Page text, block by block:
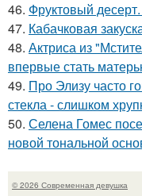
46. Фруктовый
47. Кабачковая
48. Актриса из
впервые стать
49. Про Элизу часто
стекла - слишком
50. Селена Гомес
новой тональной
© 2026 Современная девушка